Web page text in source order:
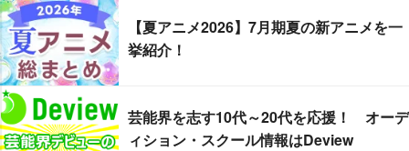
【夏アニメ2026】7月期夏の新アニメを一
挙紹介！
芸能界を志す10代～20代を応援！ オーデ
ィション・スクール情報はDeview